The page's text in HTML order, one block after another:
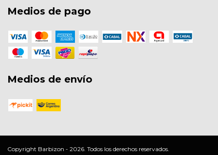
Medios de pago
Medios de envío
Copyright Barbizon - 2026. Todos los derechos reservados.